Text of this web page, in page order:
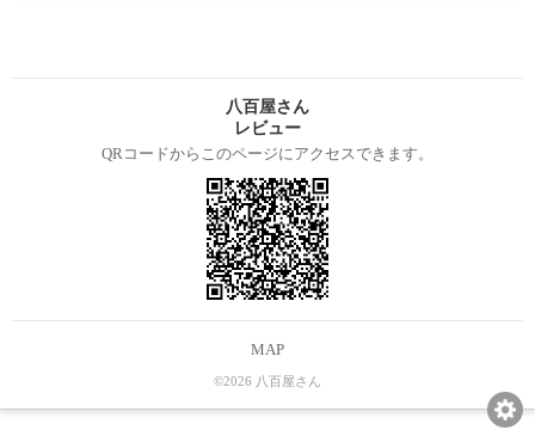
八百屋さん
レビュー
QRコードからこのページにアクセスできます。
MAP
©2026 八百屋さん